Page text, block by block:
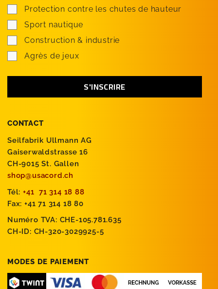
CONTACT
Seilfabrik Ullmann AG
Gaiserwaldstrasse 16
CH-9015 St. Gallen
shop@usacord.ch
Tél: +41 71 314 18 88
Fax: +41 71 314 18 80
Numéro TVA: CHE-105.781.635
CH-ID: CH-320-3029925-5
MODES DE PAIEMENT
Protection contre les chutes de hauteur
Sport nautique
Construction & industrie
Agrès de jeux